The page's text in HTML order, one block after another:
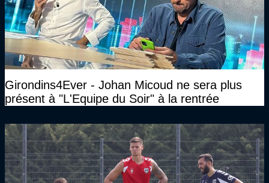
Girondins4Ever - Johan Micoud ne sera plus
présent à "L'Equipe du Soir" à la rentrée